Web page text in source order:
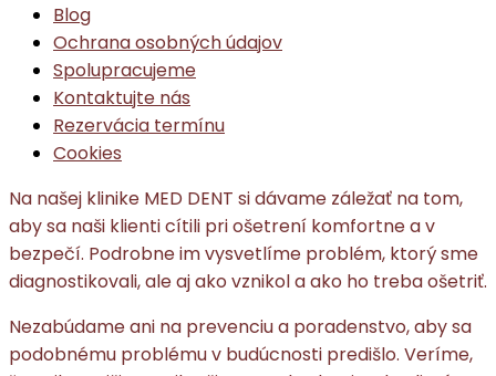
Blog
Ochrana osobných údajov
Spolupracujeme
Kontaktujte nás
Rezervácia termínu
Cookies
Na našej klinike MED DENT si dávame záležať na tom,
aby sa naši klienti cítili pri ošetrení komfortne a v
bezpečí. Podrobne im vysvetlíme problém, ktorý sme
diagnostikovali, ale aj ako vznikol a ako ho treba ošetriť.
Nezabúdame ani na prevenciu a poradenstvo, aby sa
podobnému problému v budúcnosti predišlo. Veríme,